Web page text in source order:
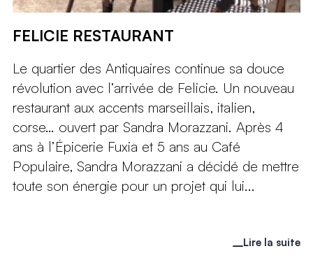
FELICIE RESTAURANT
Le quartier des Antiquaires continue sa douce
révolution avec l’arrivée de Felicie. Un nouveau
restaurant aux accents marseillais, italien,
corse… ouvert par Sandra Morazzani. Après 4
ans à l’Épicerie Fuxia et 5 ans au Café
Populaire, Sandra Morazzani a décidé de mettre
toute son énergie pour un projet qui lui...
Lire la suite